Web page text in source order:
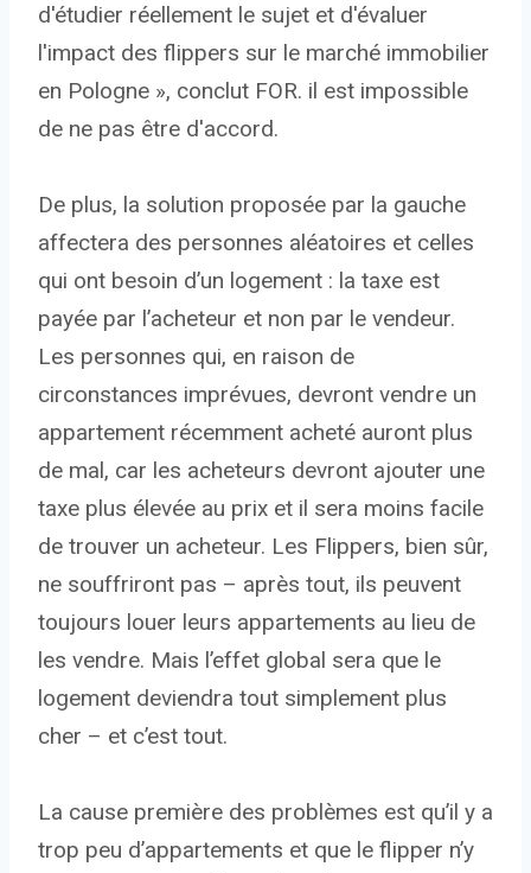
d'étudier réellement le sujet et d'évaluer
l'impact des flippers sur le marché immobilier
en Pologne », conclut FOR. il est impossible
de ne pas être d'accord.
De plus, la solution proposée par la gauche
affectera des personnes aléatoires et celles
qui ont besoin d’un logement : la taxe est
payée par l’acheteur et non par le vendeur.
Les personnes qui, en raison de
circonstances imprévues, devront vendre un
appartement récemment acheté auront plus
de mal, car les acheteurs devront ajouter une
taxe plus élevée au prix et il sera moins facile
de trouver un acheteur. Les Flippers, bien sûr,
ne souffriront pas – après tout, ils peuvent
toujours louer leurs appartements au lieu de
les vendre. Mais l’effet global sera que le
logement deviendra tout simplement plus
cher – et c’est tout.
La cause première des problèmes est qu’il y a
trop peu d’appartements et que le flipper n’y